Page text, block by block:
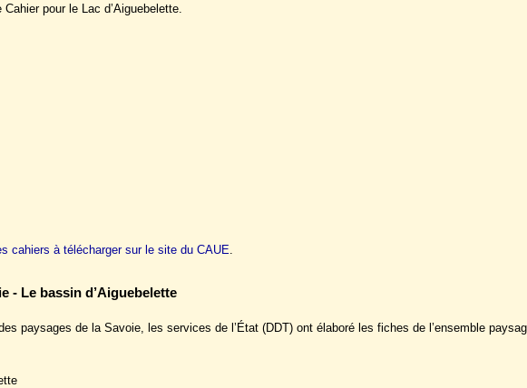
pour le Lac d’Aiguebelette.
cahiers à télécharger sur le site du CAUE.
- Le bassin d’Aiguebelette
paysages de la Savoie, les services de l’État (DDT) ont élaboré les fiches de l’ensemble